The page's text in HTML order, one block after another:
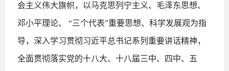
会主义伟大旗帜，以马克思列宁主义、毛泽东思想、
邓小平理论、 “三个代表”重要思想、科学发展观为指
导，深入学习贯彻习近平总书记系列重要讲话精神，
全面贯彻落实党的十八大、十八届三中、四中、五